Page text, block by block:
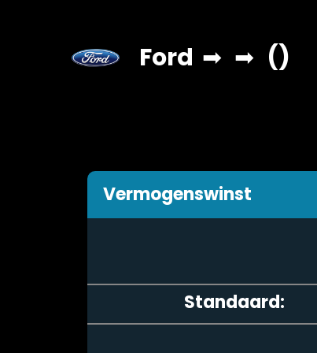
Ford ➡ ➡ ()
Vermogenswinst
Standaard: